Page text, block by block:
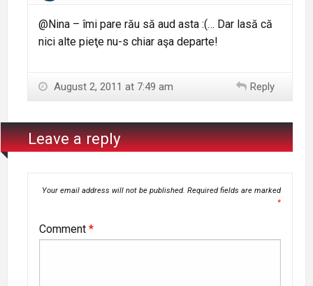
@Nina – îmi pare rău să aud asta :(… Dar lasă că
nici alte pieţe nu-s chiar aşa departe!
August 2, 2011 at 7:49 am Reply
Leave a reply
Your email address will not be published. Required fields are marked
*
Comment *